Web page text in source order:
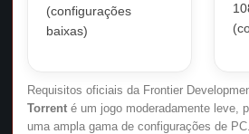
(configurações
baixas)
Requisitos oficiais da Frontier
Torrent é um jogo moderadamente leve,
uma ampla gama de configurações de PC.